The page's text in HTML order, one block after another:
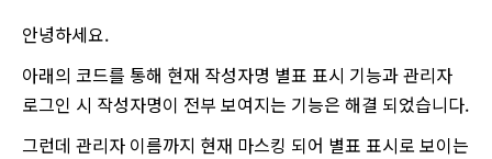
안녕하세요.
아래의 코드를 통해 현재 작성자명 별표 표시 기능과 관리자
로그인 시 작성자명이 전부 보여지는 기능은 해결 되었습니다.
그런데 관리자 이름까지 현재 마스킹 되어 별표 표시로 보이는